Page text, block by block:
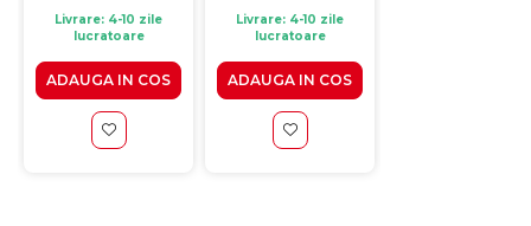
Livrare: 4-10 zile
lucratoare
ADAUGA IN COS
Livrare: 4-10 zile
lucratoare
ADAUGA IN COS